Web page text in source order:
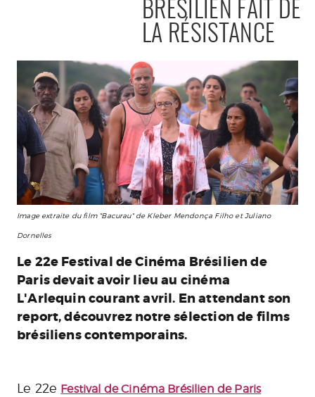
BRÉSILIEN FAIT DE
LA RÉSISTANCE
Image extraite du film "Bacurau" de Kleber Mendonça Filho et Juliano
Dornelles
Le 22e Festival de Cinéma Brésilien de
Paris devait avoir lieu au cinéma
L'Arlequin courant avril. En attendant son
report, découvrez notre sélection de films
brésiliens contemporains.
Le 22e Festival de Cinéma Brésilien de Paris